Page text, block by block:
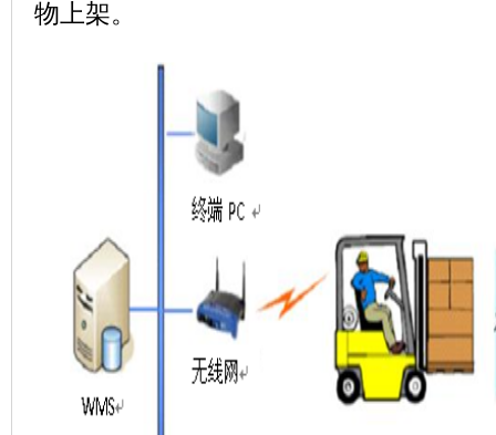
物上架。